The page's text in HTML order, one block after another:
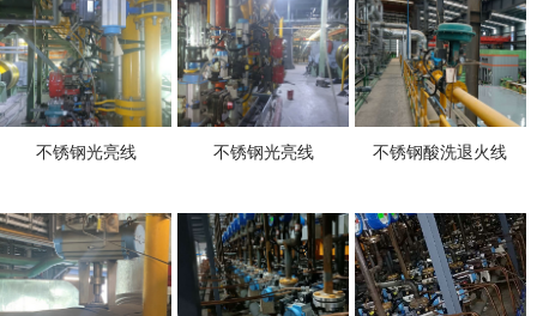
不锈钢光亮线 不锈钢光亮线 不锈钢酸洗退火线